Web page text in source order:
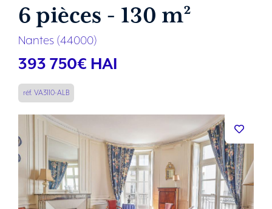
6 pièces - 130 m²
Nantes (44000)
393 750€ HAI
réf. VA3110-ALB